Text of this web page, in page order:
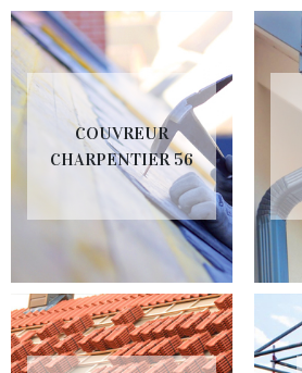
COUVREUR
CHARPENTIER 56